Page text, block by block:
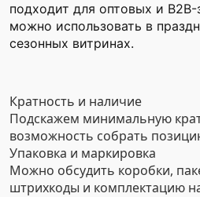
подходит для оптовых и B2B-
можно использовать в
сезонных витринах.
Кратность и наличие
Подскажем минимальную
возможность собрать
Упаковка и маркировка
Можно обсудить коробки,
штрихкоды и комплектацию